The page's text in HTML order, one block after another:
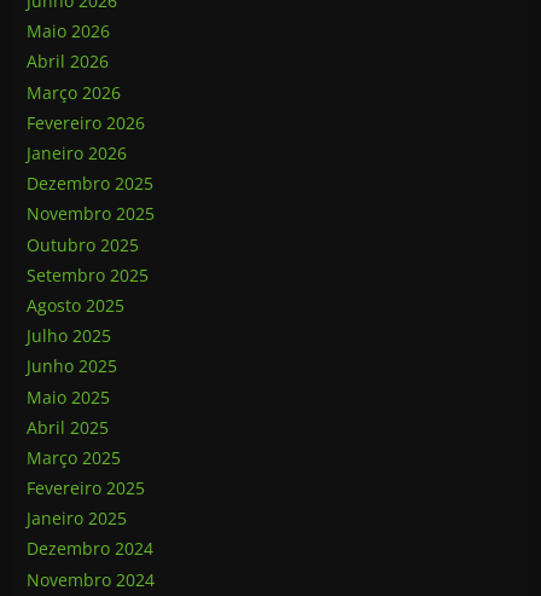
Maio 2026
Abril 2026
Março 2026
Fevereiro 2026
Janeiro 2026
Dezembro 2025
Novembro 2025
Outubro 2025
Setembro 2025
Agosto 2025
Julho 2025
Junho 2025
Maio 2025
Abril 2025
Março 2025
Fevereiro 2025
Janeiro 2025
Dezembro 2024
Novembro 2024